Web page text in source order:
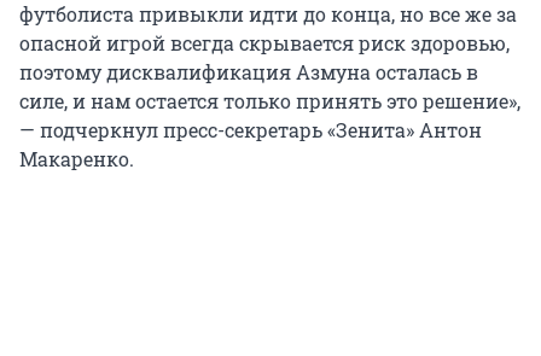
футболиста привыкли идти до конца, но все же за
опасной игрой всегда скрывается риск здоровью,
поэтому дисквалификация Азмуна осталась в
силе, и нам остается только принять это решение»,
— подчеркнул пресс-секретарь «Зенита» Антон
Макаренко.